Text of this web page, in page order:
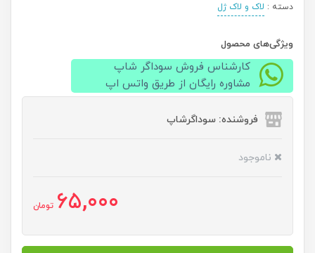
دسته : لاک و لاک ژل
ویژگی‌های محصول
کارشناس فروش سوداگر شاپ
مشاوره رایگان از طریق واتس اپ
فروشنده: سوداگرشاپ
ناموجود
65,000 تومان